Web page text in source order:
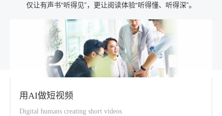
仅让有声书“听得见”，更让阅读体验“听得懂、听得深”。
用AI做短视频
Digital humans creating short videos